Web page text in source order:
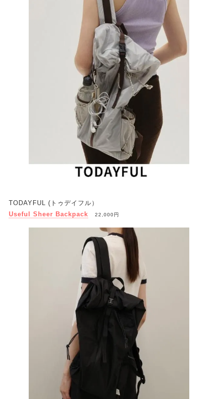
TODAYFUL (トゥデイフル）
Useful Sheer Backpack
22,000円